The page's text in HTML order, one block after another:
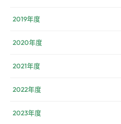
2019年度
2020年度
2021年度
2022年度
2023年度